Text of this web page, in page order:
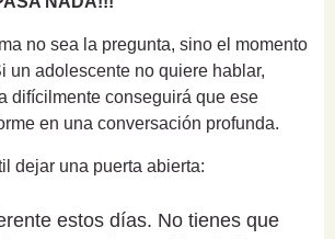
no sea la pregunta, sino el momento
un adolescente no quiere hablar,
difícilmente conseguirá que ese
en una conversación profunda.
dejar una puerta abierta:
estos días. No tienes que